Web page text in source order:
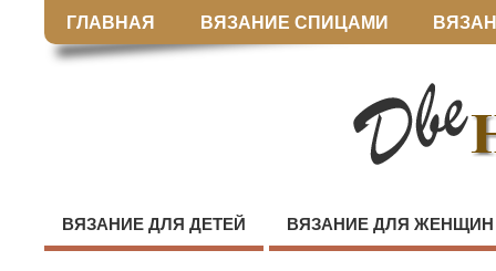
ГЛАВНАЯ ВЯЗАНИЕ СПИЦАМИ
ВЯЗАНИЕ ДЛЯ ДЕТЕЙ ВЯЗАНИЕ ДЛЯ ЖЕНЩИН